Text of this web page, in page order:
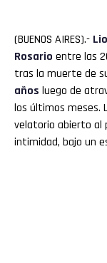
(BUENOS AIRES).-
Rosario entre las
tras la muerte de
años luego de
los últimos meses.
velatorio abierto al
intimidad, bajo un